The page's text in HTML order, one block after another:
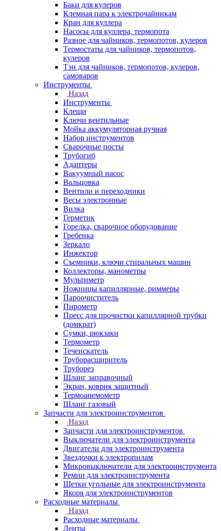
Баки для кулеров
Клемная пара к электрочайникам
Кран для куллера
Насосы для куллера, термопота
Разное для чайников, термопотов, кулеров
Термостаты для чайников, термопотов,
кулеров
Тэн для чайников, термопотов, кулеров,
самоваров
Инструменты
Назад
Инструменты
Клещи
Ключи вентильные
Мойка аккумуляторная ручная
Набор инструментов
Сварочные посты
Трубогиб
Aдаптеры
Вакуумный насос
Вальцовка
Вентили и переходники
Весы электронные
Вилка
Герметик
Горелка, сварочное оборудование
Гребенка
Зеркало
Инжектор
Съемники, ключи стиральных машин
Коллекторы, манометры
Мультиметр
Ножницы капиллярные, риммеры
Пароочиститель
Пирометр
Пресс для прочистки капиллярной трубки
(домкрат)
Сумки, рюкзаки
Термометр
Течеискатель
Труборасширитель
Труборез
Шланг заправочный
Экран, коврик защитный
Термоанемометр
Шланг газовый
Запчасти для электроинструментов
Назад
Запчасти для электроинструментов
Выключатели для электроинструмента
Двигатели для электроинструмента
Звездочки к электропилам
Микровыключатели для электроинструмента
Ремни для электроинструмента
Щетки угольные для электроинструмента
Якоря для электроинструментов
Расходные материалы
Назад
Расходные материалы
Ленты